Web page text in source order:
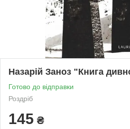
Назарій Заноз "Книга
Готово до відправки
Роздріб
145 ₴